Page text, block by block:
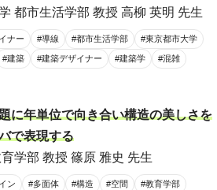
都市生活学部 教授 高柳 英明 先生
ナー #導線 #都市生活学部 #東京都市大学
#建築 #建築デザイナー #建築学 #混雑
に年単位で向き合い構造の美しさを
で表現する
学部 教授 篠原 雅史 先生
ン #多面体 #構造 #空間 #教育学部